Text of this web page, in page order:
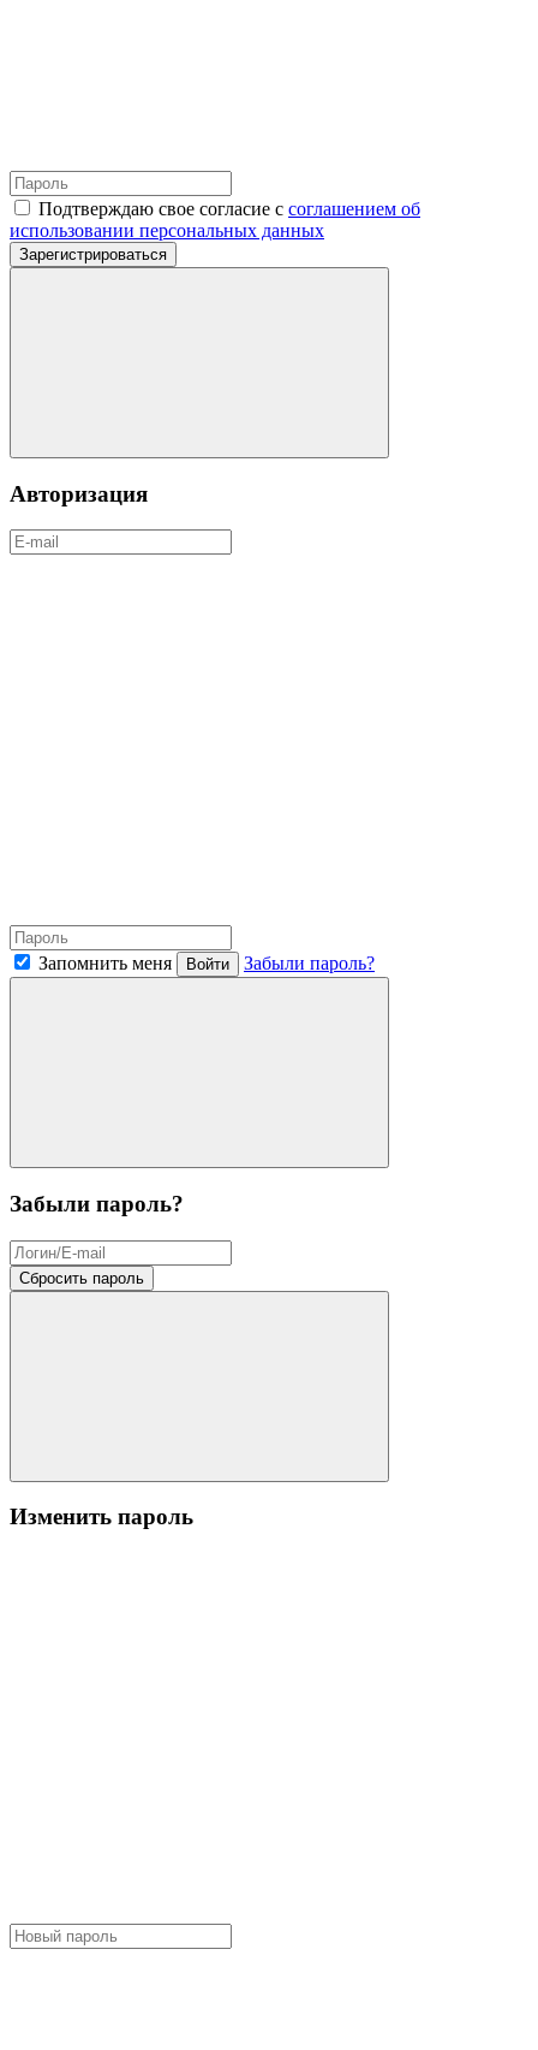
Подтверждаю свое согласие с соглашением об
использовании персональных данных
Зарегистрироваться
Авторизация
Запомнить меня Войти Забыли пароль?
Забыли пароль?
Сбросить пароль
Изменить пароль